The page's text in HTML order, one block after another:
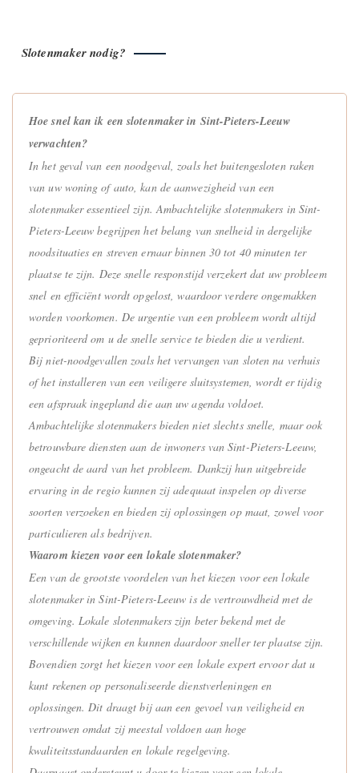
Slotenmaker nodig?
Hoe snel kan ik een slotenmaker in Sint-Pieters-Leeuw
verwachten?
In het geval van een noodgeval, zoals het buitengesloten raken
van uw woning of auto, kan de aanwezigheid van een
slotenmaker essentieel zijn. Ambachtelijke slotenmakers in Sint-
Pieters-Leeuw begrijpen het belang van snelheid in dergelijke
noodsituaties en streven ernaar binnen 30 tot 40 minuten ter
plaatse te zijn. Deze snelle responstijd verzekert dat uw probleem
snel en efficiënt wordt opgelost, waardoor verdere ongemakken
worden voorkomen. De urgentie van een probleem wordt altijd
geprioriteerd om u de snelle service te bieden die u verdient.
Bij niet-noodgevallen zoals het vervangen van sloten na verhuis
of het installeren van een veiligere sluitsystemen, wordt er tijdig
een afspraak ingepland die aan uw agenda voldoet.
Ambachtelijke slotenmakers bieden niet slechts snelle, maar ook
betrouwbare diensten aan de inwoners van Sint-Pieters-Leeuw,
ongeacht de aard van het probleem. Dankzij hun uitgebreide
ervaring in de regio kunnen zij adequaat inspelen op diverse
soorten verzoeken en bieden zij oplossingen op maat, zowel voor
particulieren als bedrijven.
Waarom kiezen voor een lokale slotenmaker?
Een van de grootste voordelen van het kiezen voor een lokale
slotenmaker in Sint-Pieters-Leeuw is de vertrouwdheid met de
omgeving. Lokale slotenmakers zijn beter bekend met de
verschillende wijken en kunnen daardoor sneller ter plaatse zijn.
Bovendien zorgt het kiezen voor een lokale expert ervoor dat u
kunt rekenen op personaliseerde dienstverleningen en
oplossingen. Dit draagt bij aan een gevoel van veiligheid en
vertrouwen omdat zij meestal voldoen aan hoge
kwaliteitsstandaarden en lokale regelgeving.